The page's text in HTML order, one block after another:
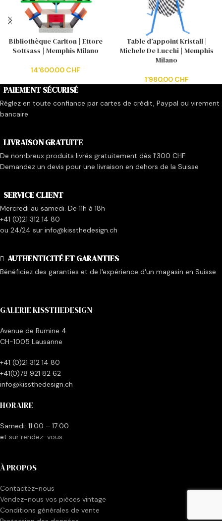
Bibliothèque Carlton | Ettore
Sottsass | Memphis Milano
14'600.00 CHF
Table d’appoint Kristall |
Michele De Lucchi | Memphis
Milano
1'980.00 CHF
PAIEMENT SÉCURISÉ
Réglez en toute confiance par cartes de crédit, Paypal ou virement
bancaire
LIVRAISON GRATUITE
De nombreux produits livrés gratuitement dès 1'300 CHF
Demandez un devis pour une livraison en dehors de la Suisse
SERVICE CLIENT
Mercredi au samedi. De 11h à 18h
+41 (0)21 312 14 80
ou 24/24 sur info@kissthedesign.ch
AUTHENTICITÉ ET GARANTIES
Bénéficiez des garanties et de l'expérience d'un magasin en Suisse
GALERIE KISSTHEDESIGN
Avenue de Rumine 4
CH-1005 Lausanne
+41 (0)21 312 14 80
+41(0)78 921 82 62
info@kissthedesign.ch
HORAIRE
Samedi: 11:00 – 17:00
et sur rendez-vous
À PROPOS
Contactez-nous
Vendez-nous vos pièces vintage
Conditions générales de vente